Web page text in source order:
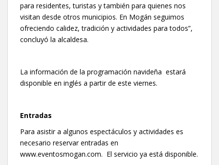
para residentes, turistas y también para quienes nos
visitan desde otros municipios. En Mogán seguimos
ofreciendo calidez, tradición y actividades para todos”,
concluyó la alcaldesa.
La información de la programación navideña estará
disponible en inglés a partir de este viernes.
Entradas
Para asistir a algunos espectáculos y actividades es
necesario reservar entradas en
www.eventosmogan.com. El servicio ya está disponible.